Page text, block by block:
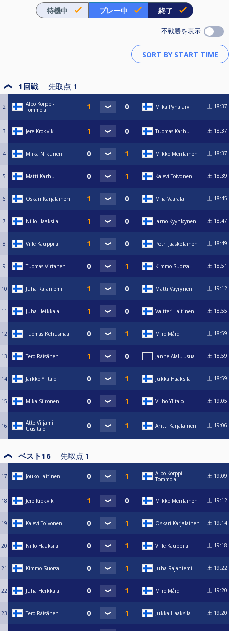
待機中 プレー中 終了
不戦勝を表示
1回戦 先取点 1
2
Alpo Korppi-
Tommola
Mika Pyhäjärvi 土 18:37
3 Jere Krokvik Tuomas Karhu 土 18:37
4 Miika Nikunen Mikko Meriläinen 土 18:37
5 Matti Karhu Kalevi Toivonen 土 18:39
6 Oskari Karjalainen Miia Vaarala 土 18:45
7 Niilo Haaksila Jarno Kyyhkynen 土 18:47
8 Ville Kauppila Petri Jääskeläinen 土 18:49
9 Tuomas Virtanen Kimmo Suorsa 土 18:51
10 Juha Rajaniemi Matti Väyrynen 土 19:12
11 Juha Heikkala Valtteri Laitinen 土 18:55
12 Tuomas Kehusmaa Miro Mård 土 18:59
13 Tero Räisänen Janne Alaluusua 土 18:59
14 Jarkko Ylitalo Jukka Haaksila 土 18:59
15 Mika Siironen Vilho Ylitalo 土 19:05
16
Atte Viljami
Uusitalo
Antti Karjalainen 土 19:06
ベスト16 先取点 1
17 Jouko Laitinen
Alpo Korppi-
Tommola
土 19:09
18 Jere Krokvik Mikko Meriläinen 土 19:12
19 Kalevi Toivonen Oskari Karjalainen 土 19:14
20 Niilo Haaksila Ville Kauppila 土 19:18
21 Kimmo Suorsa Juha Rajaniemi 土 19:22
22 Juha Heikkala Miro Mård 土 19:20
23 Tero Räisänen Jukka Haaksila 土 19:20